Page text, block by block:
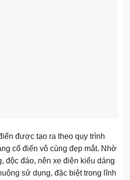
được tạo ra theo quy trình
cổ điển vô cùng đẹp mắt. Nhờ
độc đáo, nên xe điện kiểu dáng
sử dụng, đặc biệt trong lĩnh